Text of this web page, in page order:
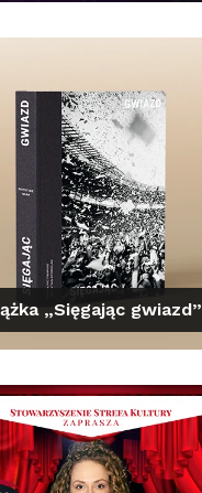
„Sięgając gwiazd”